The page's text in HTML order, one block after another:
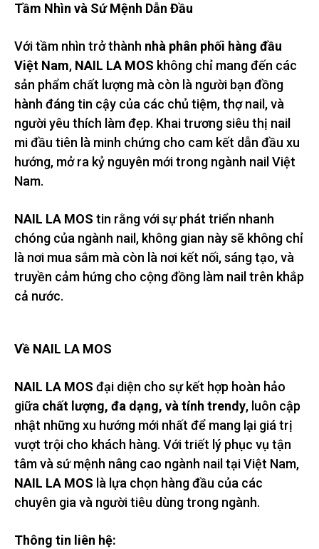
Tầm Nhìn và Sứ Mệnh Dẫn Đầu
Với tầm nhìn trở thành nhà phân phối hàng đầu
Việt Nam, NAIL LA MOS không chỉ mang đến các
sản phẩm chất lượng mà còn là người bạn đồng
hành đáng tin cậy của các chủ tiệm, thợ nail, và
người yêu thích làm đẹp. Khai trương siêu thị nail
mi đầu tiên là minh chứng cho cam kết dẫn đầu xu
hướng, mở ra kỷ nguyên mới trong ngành nail Việt
Nam.
NAIL LA MOS tin rằng với sự phát triển nhanh
chóng của ngành nail, không gian này sẽ không chỉ
là nơi mua sắm mà còn là nơi kết nối, sáng tạo, và
truyền cảm hứng cho cộng đồng làm nail trên khắp
cả nước.
Về NAIL LA MOS
NAIL LA MOS đại diện cho sự kết hợp hoàn hảo
giữa chất lượng, đa dạng, và tính trendy, luôn cập
nhật những xu hướng mới nhất để mang lại giá trị
vượt trội cho khách hàng. Với triết lý phục vụ tận
tâm và sứ mệnh nâng cao ngành nail tại Việt Nam,
NAIL LA MOS là lựa chọn hàng đầu của các
chuyên gia và người tiêu dùng trong ngành.
Thông tin liên hệ: